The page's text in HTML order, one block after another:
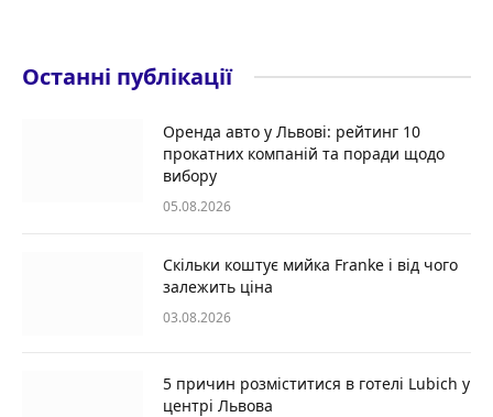
Останні публікації
Оренда авто у Львові: рейтинг 10
прокатних компаній та поради щодо
вибору
05.08.2026
Скільки коштує мийка Franke і від чого
залежить ціна
03.08.2026
5 причин розміститися в готелі Lubich у
центрі Львова